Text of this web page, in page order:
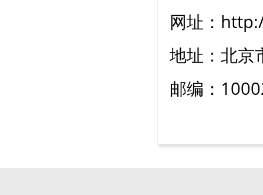
网址：
地址：北京
邮编：